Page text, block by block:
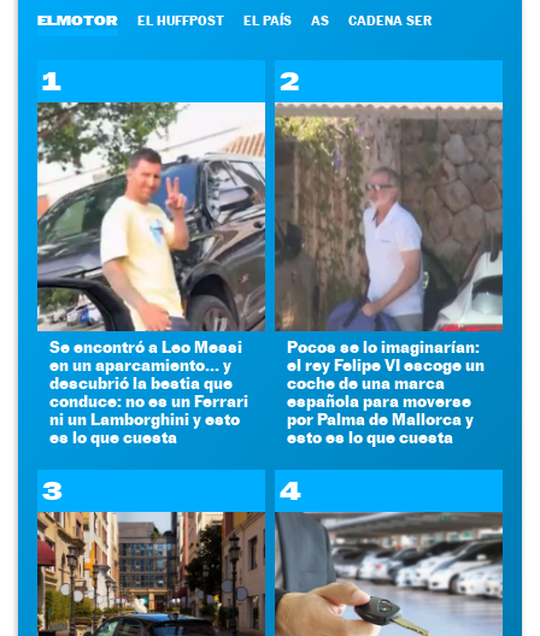
ELMOTOR EL HUFFPOST EL PAÍS AS CADENA SER
1
Se encontró a Leo Messi
en un aparcamiento... y
descubrió la bestia que
conduce: no es un Ferrari
ni un Lamborghini y esto
es lo que cuesta
2
Pocos se lo imaginarían:
el rey Felipe VI escoge un
coche de una marca
española para moverse
por Palma de Mallorca y
esto es lo que cuesta
3 4